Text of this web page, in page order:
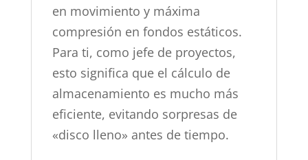
en movimiento y máxima
compresión en fondos estáticos.
Para ti, como jefe de proyectos,
esto significa que el cálculo de
almacenamiento es mucho más
eficiente, evitando sorpresas de
«disco lleno» antes de tiempo.